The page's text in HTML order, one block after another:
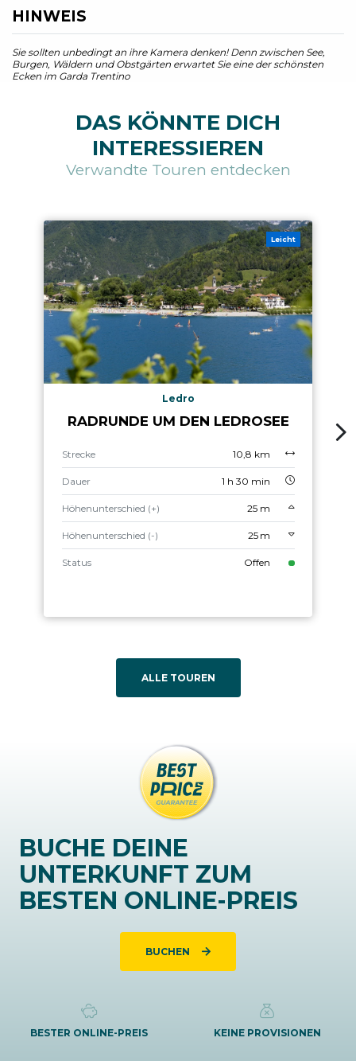
HINWEIS
Sie sollten unbedingt an ihre Kamera denken! Denn zwischen See,
Burgen, Wäldern und Obstgärten erwartet Sie eine der schönsten
Ecken im Garda Trentino
DAS KÖNNTE DICH
INTERESSIEREN
Verwandte Touren entdecken
Leicht
Ledro
RADRUNDE UM DEN LEDROSEE
Strecke 10,8 km
Dauer 1 h 30 min
Höhenunterschied (+) 25 m
Höhenunterschied (-) 25 m
Status Offen
ALLE TOUREN
BUCHE DEINE
UNTERKUNFT ZUM
BESTEN ONLINE-PREIS
BUCHEN
BESTER ONLINE-PREIS KEINE PROVISIONEN